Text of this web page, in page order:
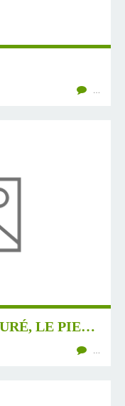
…
NL 129 - DUPLOMB CENSURÉ, LE PIED DANS LA PORTE ? LES SOULÈVEMENTS DE LA TERRE
…